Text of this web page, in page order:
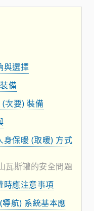
與選擇
備
次要) 裝備
身保暖 (取暖) 方式
瓦斯罐的安全問題
時應注意事項
航) 系統基本應